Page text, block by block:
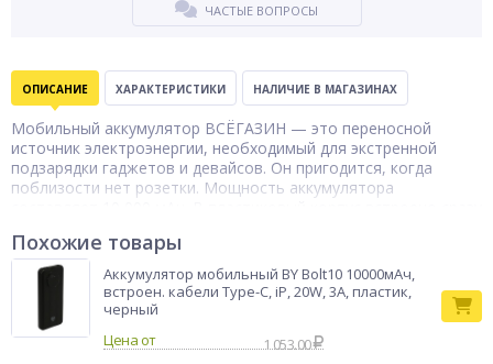
ЧАСТЫЕ ВОПРОСЫ
ОПИСАНИЕ ХАРАКТЕРИСТИКИ НАЛИЧИЕ В МАГАЗИНАХ
Мобильный аккумулятор ВСЁГАЗИН — это переносной
источник электроэнергии, необходимый для экстренной
подзарядки гаджетов и девайсов. Он пригодится, когда
поблизости нет розетки. Мощность аккумулятора
устройство удобно носить с собой во время прогулок и
путешествий. Аккумулятор снабжен встроенной системой
безопасности от короткого замыкания, избыточного заряда
и перепадов напряжения.
мобильный
Похожие товары
Аккумулятор мобильный BY Bolt10 10000мАч,
встроен. кабели Type-C, iP, 20W, 3A, пластик,
черный
Цена от
1 053.00